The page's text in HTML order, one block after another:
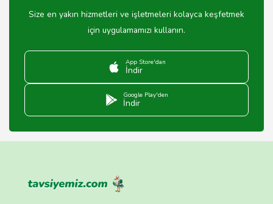
Size en yakın hizmetleri ve işletmeleri kolayca keşfetmek
için uygulamamızı kullanın.
App Store'dan
İndir
Google Play'den
İndir